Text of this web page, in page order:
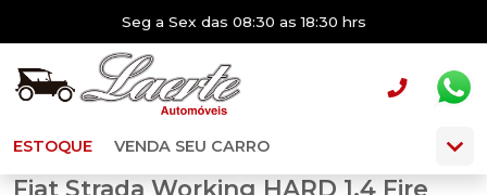
Seg a Sex das 08:30 as 18:30 hrs
ESTOQUE VENDA SEU CARRO
Fiat Strada Working HARD 1.4 Fire